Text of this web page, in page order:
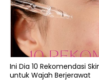
Ini Dia 10 Rekomendasi
untuk Wajah Berjerawat